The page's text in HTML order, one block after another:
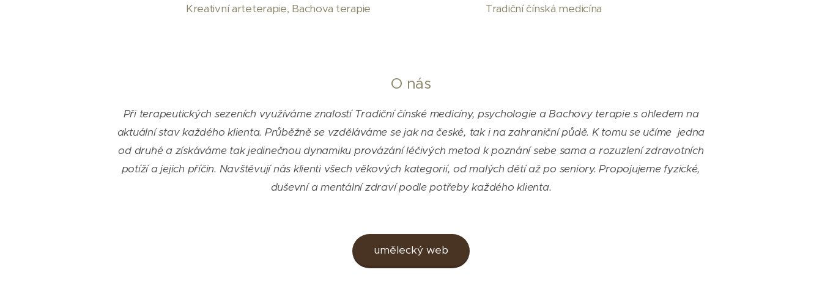
Kreativní arteterapie, Bachova terapie Tradiční čínská medicína
O nás
Při terapeutických sezeních využíváme znalostí Tradiční čínské medicíny, psychologie a Bachovy terapie s ohledem na
aktuální stav každého klienta. Průběžně se vzděláváme se jak na české, tak i na zahraniční půdě. K tomu se učíme jedna
od druhé a získáváme tak jedinečnou dynamiku provázání léčivých metod k poznání sebe sama a rozuzlení zdravotních
potíží a jejich příčin. Navštěvují nás klienti všech věkových kategorií, od malých dětí až po seniory.Propojujeme fyzické,
duševnía mentální zdraví podle potřeby každého klienta.
umělecký web